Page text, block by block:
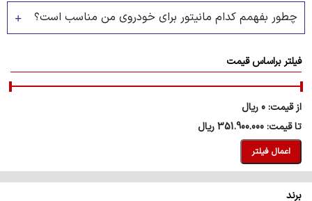
فیلتر براساس قیمت
اعمال فیلتر
0 ریال
—
351.900.000 ریال
برند
چطور بفهمم کدام مانیتور برای خودروی من مناسب است؟